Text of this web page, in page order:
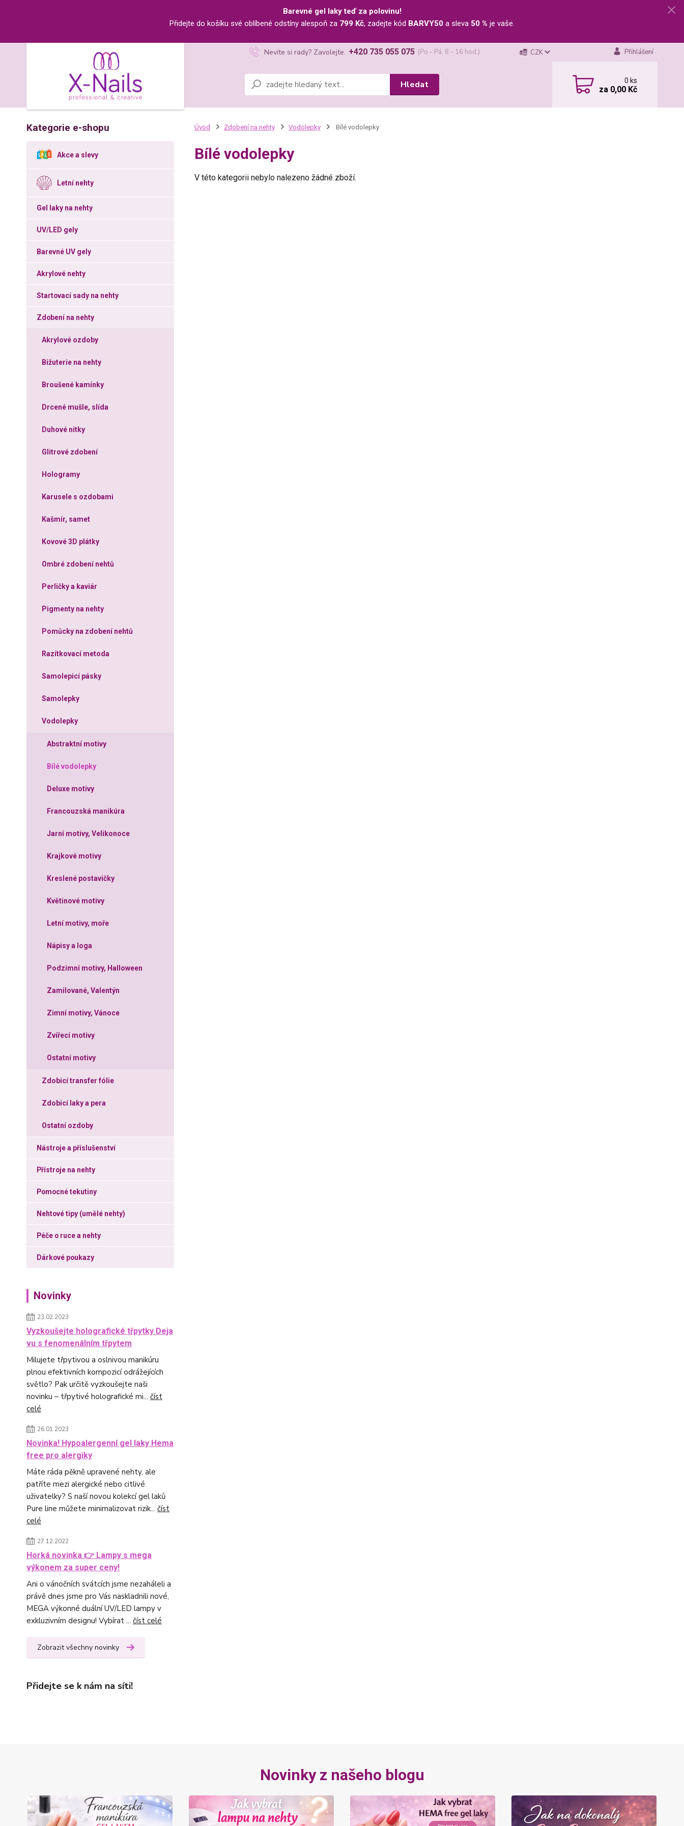
Barevné gel laky teď za polovinu!
Přidejte do košíku své oblíbené odstíny alespoň za 799 Kč, zadejte kód BARVY50 a sleva 50 % je vaše.
CZK Přihlášení
Hledat
Nevíte si rady? Zavolejte. +420 735 055 075 (Po - Pá, 8 - 16 hod.)
0ks
za 0,00 Kč
Kategorie e-shopu
Akce a slevy
Letní nehty
Gel laky na nehty
UV/LED gely
Barevné UV gely
Akrylové nehty
Startovací sady na nehty
Zdobení na nehty
Akrylové ozdoby
Bižuterie na nehty
Broušené kamínky
Drcené mušle, slída
Duhové nitky
Glitrové zdobení
Hologramy
Karusele s ozdobami
Kašmír, samet
Kovové 3D plátky
Ombré zdobení nehtů
Perličky a kaviár
Pigmenty na nehty
Pomůcky na zdobení nehtů
Razítkovací metoda
Samolepicí pásky
Samolepky
Vodolepky
Abstraktní motivy
Bílé vodolepky
Deluxe motivy
Francouzská manikúra
Jarní motivy, Velikonoce
Krajkové motivy
Kreslené postavičky
Květinové motivy
Letní motivy, moře
Nápisy a loga
Podzimní motivy, Halloween
Zamilované, Valentýn
Zimní motivy, Vánoce
Zvířecí motivy
Ostatní motivy
Zdobicí transfer fólie
Zdobicí laky a pera
Ostatní ozdoby
Nástroje a příslušenství
Přístroje na nehty
Pomocné tekutiny
Nehtové tipy (umělé nehty)
Péče o ruce a nehty
Dárkové poukazy
Novinky
23.02.2023
Vyzkoušejte holografické třpytky Deja
vu s fenomenálním třpytem
Milujete třpytivou a oslnivou manikúru
plnou efektivních kompozicí odrážejících
světlo? Pak určitě vyzkoušejte naši
novinku – třpytivé holografické mi... číst
celé
26.01.2023
Novinka! Hypoalergenní gel laky Hema
free pro alergiky
Máte ráda pěkně upravené nehty, ale
patříte mezi alergické nebo citlivé
uživatelky? S naší novou kolekcí gel laků
Pure line můžete minimalizovat rizik... číst
celé
27.12.2022
Horká novinka 👉 Lampy s mega
výkonem za super ceny!
Ani o vánočních svátcích jsme nezaháleli a
právě dnes jsme pro Vás naskladnili nové,
MEGA výkonné duální UV/LED lampy v
exkluzivním designu! Vybírat ... číst celé
Zobrazit všechny novinky
Přidejte se k nám na síti!
Úvod Zdobení na nehty Vodolepky Bílé vodolepky
Bílé vodolepky
V této kategorii nebylo nalezeno žádné zboží.
Novinky z našeho blogu